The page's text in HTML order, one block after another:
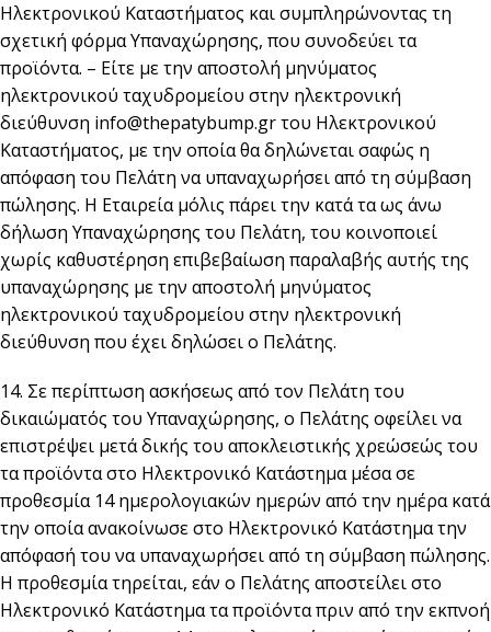
Ηλεκτρονικού Καταστήματος και συμπληρώνοντας τη
σχετική φόρμα Υπαναχώρησης, που συνοδεύει τα
προϊόντα. – Είτε με την αποστολή μηνύματος
ηλεκτρονικού ταχυδρομείου στην ηλεκτρονική
διεύθυνση info@thepatybump.gr του Ηλεκτρονικού
Καταστήματος, με την οποία θα δηλώνεται σαφώς η
απόφαση του Πελάτη να υπαναχωρήσει από τη σύμβαση
πώλησης. Η Εταιρεία μόλις πάρει την κατά τα ως άνω
δήλωση Υπαναχώρησης του Πελάτη, του κοινοποιεί
χωρίς καθυστέρηση επιβεβαίωση παραλαβής αυτής της
υπαναχώρησης με την αποστολή μηνύματος
ηλεκτρονικού ταχυδρομείου στην ηλεκτρονική
διεύθυνση που έχει δηλώσει ο Πελάτης.
14. Σε περίπτωση ασκήσεως από τον Πελάτη του
δικαιώματός του Υπαναχώρησης, ο Πελάτης οφείλει να
επιστρέψει μετά δικής του αποκλειστικής χρεώσεώς του
τα προϊόντα στο Ηλεκτρονικό Κατάστημα μέσα σε
προθεσμία 14 ημερολογιακών ημερών από την ημέρα κατά
την οποία ανακοίνωσε στο Ηλεκτρονικό Κατάστημα την
απόφασή του να υπαναχωρήσει από τη σύμβαση πώλησης.
Η προθεσμία τηρείται, εάν ο Πελάτης αποστείλει στο
Ηλεκτρονικό Κατάστημα τα προϊόντα πριν από την εκπνοή